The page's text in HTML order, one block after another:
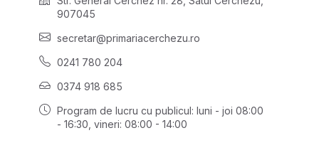
907045
secretar@primariacerchezu.ro
0241 780 204
0374 918 685
Program de lucru cu publicul: luni - joi 08:00
- 16:30 , vineri: 08:00 - 14:00